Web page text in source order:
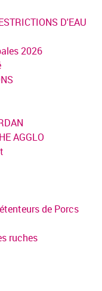
D'EAU
2026
AGGLO
de Porcs
ruches